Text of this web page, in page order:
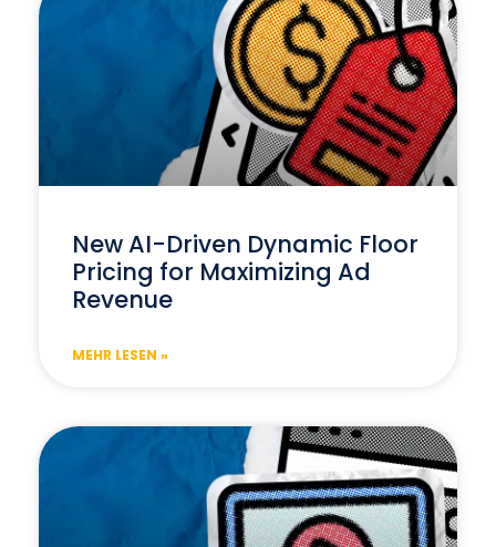
New AI-Driven Dynamic Floor
Pricing for Maximizing Ad
Revenue
MEHR LESEN »